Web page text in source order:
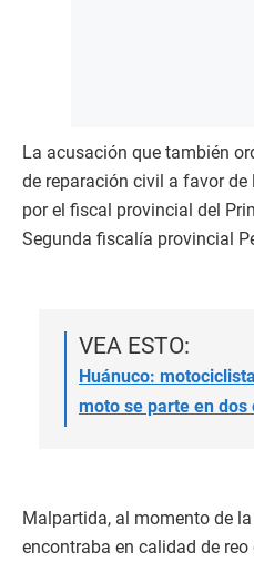
La acusación que también
de reparación civil a favor
por el fiscal provincial del
Segunda fiscalía provincial
VEA ESTO:
Huánuco:
moto se parte en
Malpartida, al momento de
encontraba en calidad de